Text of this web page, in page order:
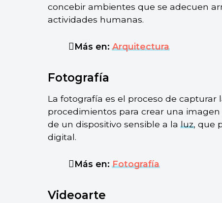
concebir ambientes que se adecuen
actividades humanas.
Más en:Arquitectura
Fotografía
La fotografía es el proceso de
procedimientos para crear una
de un dispositivo sensible a laluz, que
digital.
Más en:Fotografía
Videoarte